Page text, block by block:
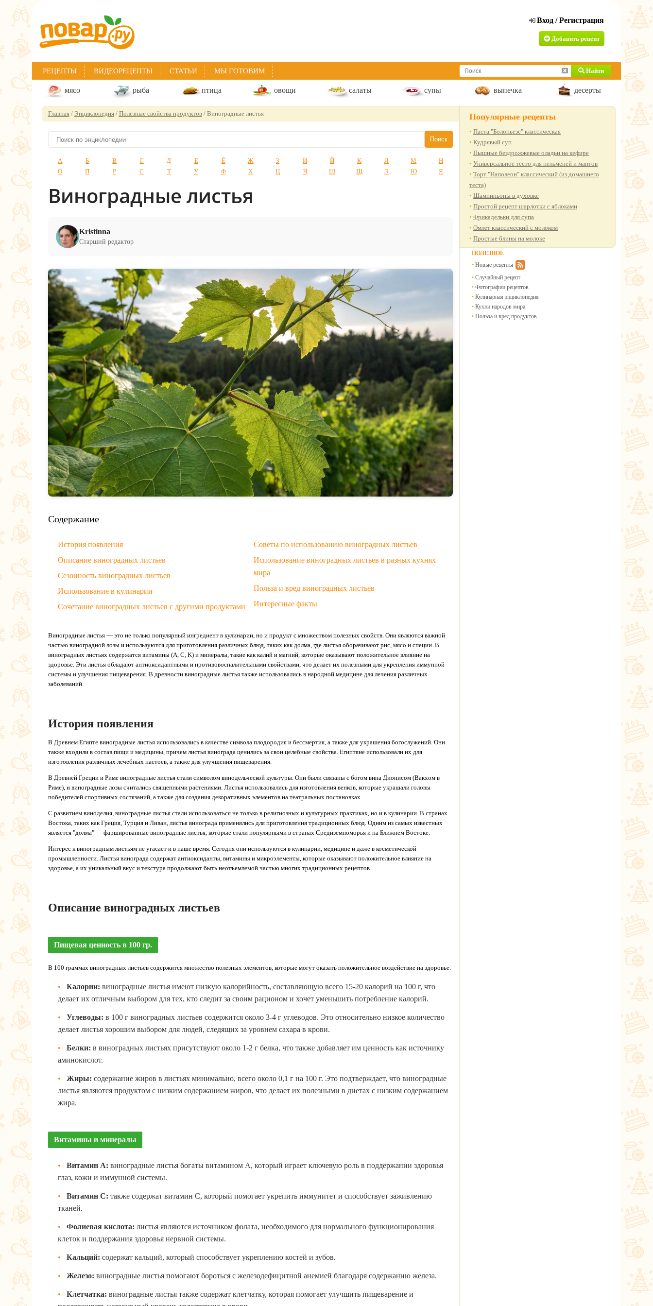
Добавить рецепт
РЕЦЕПТЫ ВИДЕОРЕЦЕПТЫ СТАТЬИ МЫ ГОТОВИМ Найти
мясо рыба птица овощи салаты супы выпечка десерты
Главная/ Энциклопедия/ Полезные свойства продуктов/ Виноградные листья
А Б В Г Д Е Ё Ж З И Й К Л М
Н
О
П Р С Т У Ф Х Ц Ч Ш Щ Э Ю Я
Виноградные листья
Kristinna
Старший редактор
Содержание
История появления
Описание виноградных листьев
Сезонность виноградных листьев
Использование в кулинарии
Сочетание виноградных листьев с другими продуктами
Советы по использованию виноградных листьев
Использование виноградных листьев в разных кухнях
мира
Польза и вред виноградных листьев
Интересные факты
Виноградные листья — это не только популярный ингредиент в кулинарии, но и продукт с множеством полезных свойств. Они являются важной
частью виноградной лозы и используются для приготовления различных блюд, таких как долма, где листья оборачивают рис, мясо и специи. В
виноградных листьях содержатся витамины (A, C, K) и минералы, такие как калий и магний, которые оказывают положительное влияние на
здоровье. Эти листья обладают антиоксидантными и противовоспалительными свойствами, что делает их полезными для укрепления иммунной
системы и улучшения пищеварения. В древности виноградные листья также использовались в народной медицине для лечения различных
заболеваний.
История появления
В Древнем Египте виноградные листья использовались в качестве символа плодородия и бессмертия, а также для украшения богослужений. Они
также входили в состав пищи и медицины, причем листья винограда ценились за свои целебные свойства. Египтяне использовали их для
изготовления различных лечебных настоев, а также для улучшения пищеварения.
В Древней Греции и Риме виноградные листья стали символом винодельческой культуры. Они были связаны с богом вина Дионисом (Вакхом в
Риме), и виноградные лозы считались священными растениями. Листья использовались для изготовления венков, которые украшали головы
победителей спортивных состязаний, а также для создания декоративных элементов на театральных постановках.
С развитием виноделия, виноградные листья стали использоваться не только в религиозных и культурных практиках, но и в кулинарии. В странах
Востока, таких как Греция, Турция и Ливан, листья винограда применялись для приготовления традиционных блюд. Одним из самых известных
является "долма" — фаршированные виноградные листья, которые стали популярными в странах Средиземноморья и на Ближнем Востоке.
Интерес к виноградным листьям не угасает и в наше время. Сегодня они используются в кулинарии, медицине и даже в косметической
промышленности. Листья винограда содержат антиоксиданты, витамины и микроэлементы, которые оказывают положительное влияние на
здоровье, а их уникальный вкус и текстура продолжают быть неотъемлемой частью многих традиционных рецептов.
Описание виноградных листьев
Пищевая ценность в 100 гр.
В 100 граммах виноградных листьев содержится множество полезных элементов, которые могут оказать положительное воздействие на здоровье.
Калории: виноградные листья имеют низкую калорийность, составляющую всего 15-20 калорий на 100 г, что
делает их отличным выбором для тех, кто следит за своим рационом и хочет уменьшить потребление калорий.
Углеводы: в 100 г виноградных листьев содержится около 3-4 г углеводов. Это относительно низкое количество
делает листья хорошим выбором для людей, следящих за уровнем сахара в крови.
Белки: в виноградных листьях присутствуют около 1-2 г белка, что также добавляет им ценность как источнику
аминокислот.
Жиры: содержание жиров в листьях минимально, всего около 0,1 г на 100 г. Это подтверждает, что виноградные
листья являются продуктом с низким содержанием жиров, что делает их полезными в диетах с низким содержанием
жира.
Витамины и минералы
Витамин A: виноградные листья богаты витамином A, который играет ключевую роль в поддержании здоровья
глаз, кожи и иммунной системы.
Витамин C: также содержат витамин C, который помогает укрепить иммунитет и способствует заживлению
тканей.
Фолиевая кислота: листья являются источником фолата, необходимого для нормального функционирования
клеток и поддержания здоровья нервной системы.
Кальций: содержат кальций, который способствует укреплению костей и зубов.
Железо: виноградные листья помогают бороться с железодефицитной анемией благодаря содержанию железа.
Клетчатка: виноградные листья также содержат клетчатку, которая помогает улучшить пищеварение и
Популярные рецепты
Паста "Болоньезе" классическая
Кудрявый суп
Пышные бездрожжевые оладьи на кефире
Универсальное тесто для пельменей и мантов
Торт "Наполеон" классический (из домашнего
теста)
Шампиньоны в духовке
Простой рецепт шарлотки с яблоками
Фрикадельки для супа
Омлет классический с молоком
Простые блины на молоке
ПОЛЕЗНОЕ
Новые рецепты
Случайный рецепт
Фотографии рецептов
Кулинарная энциклопедия
Кухни народов мира
Польза и вред продуктов